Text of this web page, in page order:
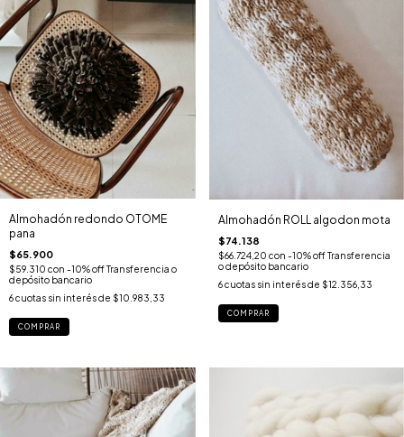
Almohadón redondo OTOME
pana
$65.900
$59.310 con -10% off Transferencia o
depósito bancario
6cuotas sin interés de $10.983,33
COMPRAR
Almohadón ROLL algodon mota
$74.138
$66.724,20 con -10% off Transferencia
o depósito bancario
6 cuotas sin interés de $12.356,33
COMPRAR